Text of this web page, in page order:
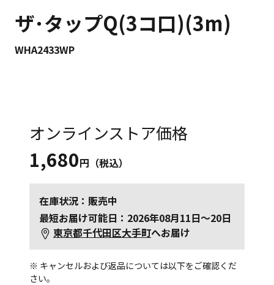
ザ･タップQ(3コ口)(3m)
WHA2433WP
オンラインストア価格
1,680円（税込）
在庫状況：販売中
最短お届け可能日：2026年08月11日～20日
東京都千代田区大手町へお届け
※ キャンセルおよび返品については以下をご確認くだ
さい。